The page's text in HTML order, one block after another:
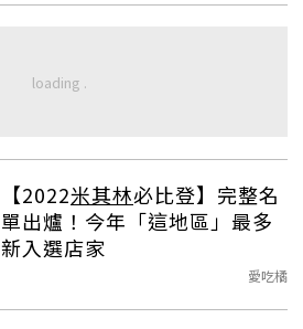
【2022米其林必比登】完整名
單出爐！今年「這地區」最多
新入選店家
愛吃橘